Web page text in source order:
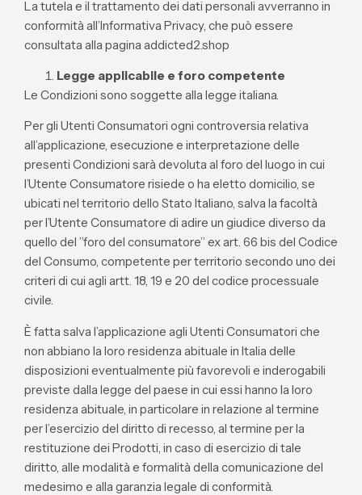
La tutela e il trattamento dei dati personali avverranno in
conformità all’Informativa Privacy, che può essere
consultata alla pagina addicted2.shop
Legge applicabile e foro competente
Le Condizioni sono soggette alla legge italiana.
Per gli Utenti Consumatori ogni controversia relativa
all’applicazione, esecuzione e interpretazione delle
presenti Condizioni sarà devoluta al foro del luogo in cui
l’Utente Consumatore risiede o ha eletto domicilio, se
ubicati nel territorio dello Stato Italiano, salva la facoltà
per l’Utente Consumatore di adire un giudice diverso da
quello del ”foro del consumatore” ex art. 66 bis del Codice
del Consumo, competente per territorio secondo uno dei
criteri di cui agli artt. 18, 19 e 20 del codice processuale
civile.
È fatta salva l’applicazione agli Utenti Consumatori che
non abbiano la loro residenza abituale in Italia delle
disposizioni eventualmente più favorevoli e inderogabili
previste dalla legge del paese in cui essi hanno la loro
residenza abituale, in particolare in relazione al termine
per l’esercizio del diritto di recesso, al termine per la
restituzione dei Prodotti, in caso di esercizio di tale
diritto, alle modalità e formalità della comunicazione del
medesimo e alla garanzia legale di conformità.